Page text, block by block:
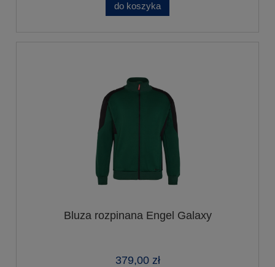
do koszyka
Bluza rozpinana Engel Galaxy
379,00 zł